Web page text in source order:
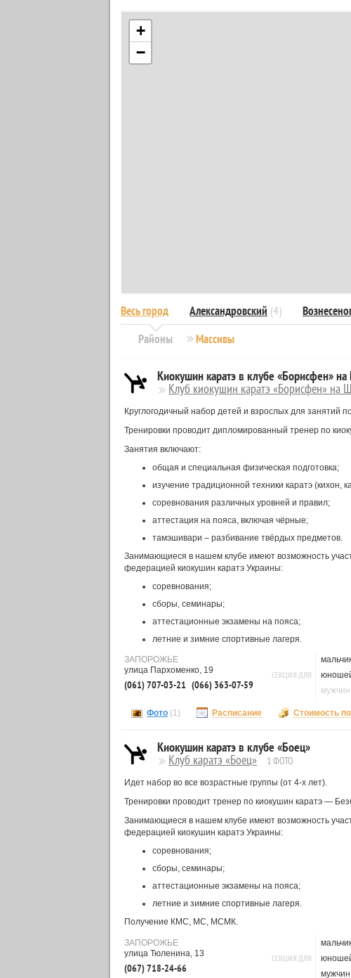
+
−
Районы
Весь город Александровский (4)
Массивы
Киокушин каратэ в клубе «Борисфен»
Клуб киокушин каратэ «Борисфен» на
Круглогодичный набор детей и взрослых для занятий
Тренировки проводит дипломированный тренер по
Занятия включают:
общая и специальная физическая подготовка;
изучение традиционной техники каратэ (кихон,
соревнования различных уровней и правил;
аттестация на пояса, включая чёрные;
тамэшивари – разбивание твёрдых предметов.
Занимающиеся в нашем клубе имеют возможность
федерацией киокушин каратэ Украины:
соревнования;
сборы, семинары;
аттестационные экзамены на пояса;
летние и зимние спортивные лагеря.
ЗАПОРОЖЬЕ
улица Пархоменко, 19
(061) 707-03-21 (066) 363-07-59
СЕКЦИЯ ДЛЯ
мужчин
Фото (1) Расписание Стоимость
Киокушин каратэ в клубе «Боец»
Клуб каратэ «Боец» 1 ФОТО
Идет набор во все возрастные группы (от 4-х лет).
Тренировки проводит тренер по киокушин каратэ —
Занимающиеся в нашем клубе имеют возможность
федерацией киокушин каратэ Украины:
соревнования;
сборы, семинары;
аттестационные экзамены на пояса;
летние и зимние спортивные лагеря.
Получение КМС, МС, МСМК.
ЗАПОРОЖЬЕ
улица Тюленина, 13
(067) 718-24-66
СЕКЦИЯ ДЛЯ
мужчин